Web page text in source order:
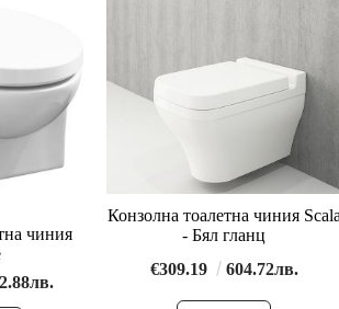
чиния
Конзолна тоалетна чиния
- Бял гланц
€309.19
604.72лв.